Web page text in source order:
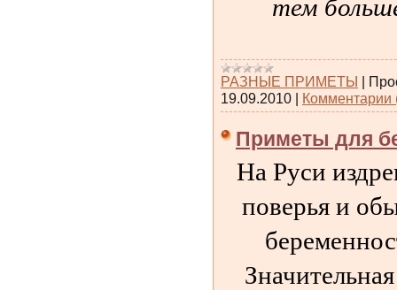
РАЗНЫЕ ПРИМЕТЫ |
19.09.2010 | Комментарии
Приметы для
На Руси
поверья и